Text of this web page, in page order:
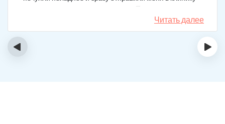
после того как я им все рассказал. Прошел курс
лечения, но мысли о коксе не прошли. Сейчас хожу на
курсы анонимных наркоманов, делаю все, чтобы
Читать далее
‹ ›